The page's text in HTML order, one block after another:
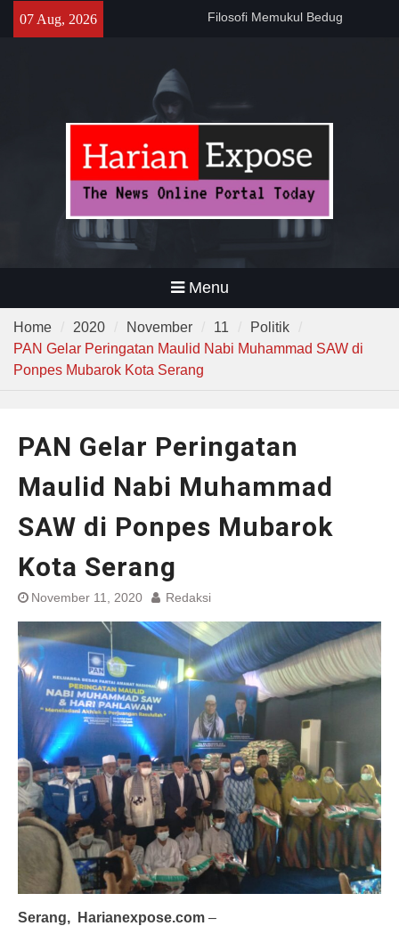
07 Aug, 2026
Sebelum Sholat Jum’at
Temuan 995 Airsoft Gun dan
Narkoba di Sekolah Kebayoran
Lama, DPR Minta Diusut
Tuntas
Menu
Home 2020 November 11
Politik
PAN Gelar Peringatan Maulid Nabi Muhammad SAW di
Ponpes Mubarok Kota Serang
PAN Gelar Peringatan
Maulid Nabi Muhammad
SAW di Ponpes Mubarok
Kota Serang
November 11, 2020 Redaksi
Serang, Harianexpose.com –